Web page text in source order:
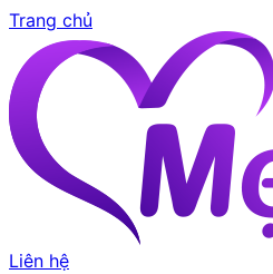
Trang chủ
Liên hệ